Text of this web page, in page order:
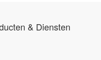
& Diensten